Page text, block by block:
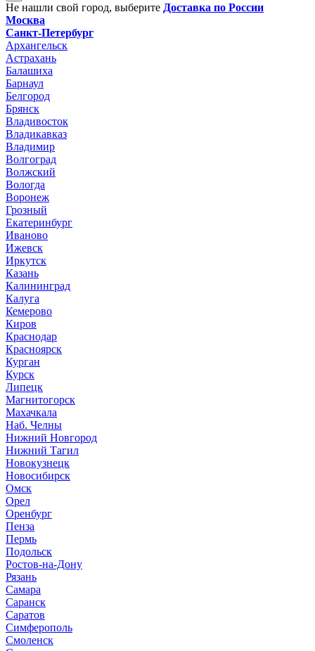
Не нашли свой город, выберите Доставка по России
Москва
Санкт-Петербург
Архангельск
Астрахань
Балашиха
Барнаул
Белгород
Брянск
Владивосток
Владикавказ
Владимир
Волгоград
Волжский
Вологда
Воронеж
Грозный
Екатеринбург
Иваново
Ижевск
Иркутск
Казань
Калининград
Калуга
Кемерово
Киров
Краснодар
Красноярск
Курган
Курск
Липецк
Магнитогорск
Махачкала
Наб. Челны
Нижний Новгород
Нижний Тагил
Новокузнецк
Новосибирск
Омск
Орел
Оренбург
Пенза
Пермь
Подольск
Ростов-на-Дону
Рязань
Самара
Саранск
Саратов
Симферополь
Смоленск